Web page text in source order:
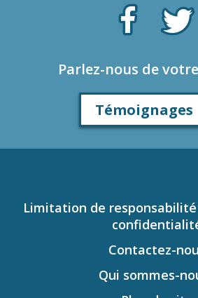
Parlez-nous de
Témoignages
Limitation de
Contactez-
Qui sommes-